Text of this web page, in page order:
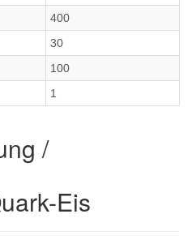
400
30
100
1
/
Eis